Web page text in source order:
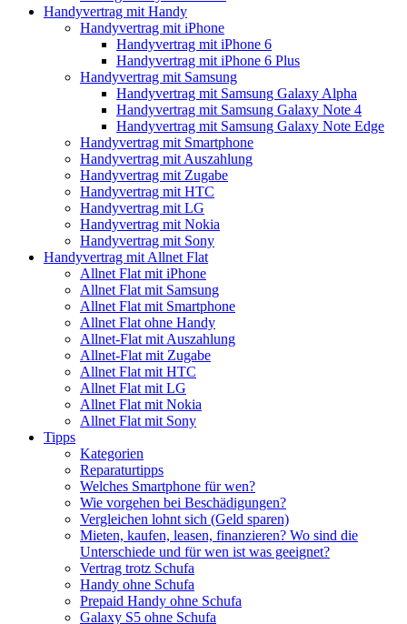
Handyvertrag mit Handy
Handyvertrag mit iPhone
Handyvertrag mit iPhone 6
Handyvertrag mit iPhone 6 Plus
Handyvertrag mit Samsung
Handyvertrag mit Samsung Galaxy Alpha
Handyvertrag mit Samsung Galaxy Note 4
Handyvertrag mit Samsung Galaxy Note Edge
Handyvertrag mit Smartphone
Handyvertrag mit Auszahlung
Handyvertrag mit Zugabe
Handyvertrag mit HTC
Handyvertrag mit LG
Handyvertrag mit Nokia
Handyvertrag mit Sony
Handyvertrag mit Allnet Flat
Allnet Flat mit iPhone
Allnet Flat mit Samsung
Allnet Flat mit Smartphone
Allnet Flat ohne Handy
Allnet-Flat mit Auszahlung
Allnet-Flat mit Zugabe
Allnet Flat mit HTC
Allnet Flat mit LG
Allnet Flat mit Nokia
Allnet Flat mit Sony
Tipps
Kategorien
Reparaturtipps
Welches Smartphone für wen?
Wie vorgehen bei Beschädigungen?
Vergleichen lohnt sich (Geld sparen)
Mieten, kaufen, leasen, finanzieren? Wo sind die
Unterschiede und für wen ist was geeignet?
Vertrag trotz Schufa
Handy ohne Schufa
Prepaid Handy ohne Schufa
Galaxy S5 ohne Schufa